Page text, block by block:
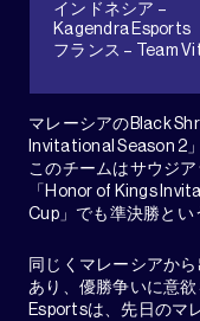
インドネシア –
Kagendra Esports
フランス – Team
マレーシアのBlack
Invitational Season 2
このチームはサウジ
「Honor of Kings
Cup」でも準決勝とい
同じくマレーシアか
あり、優勝争いに意
Esportsは、先日のマ